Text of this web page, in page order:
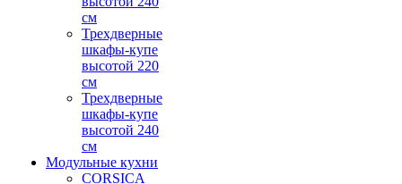
см
Трехдверные
шкафы-купе
высотой 220
см
Трехдверные
шкафы-купе
высотой 240
см
Модульные кухни
CORSICA